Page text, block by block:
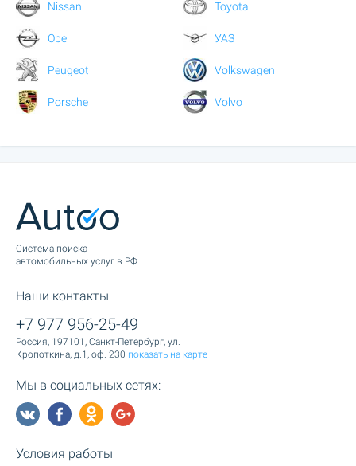
Nissan
Opel
Peugeot
Porsche
Toyota
УАЗ
Volkswagen
Volvo
Cистема поиска
автомобильных услуг в РФ
Наши контакты
+7 977 956-25-49
Россия, 197101, Санкт-Петербург, ул.
Кропоткина, д.1, оф. 230 показать на карте
Мы в социальных сетях:
Условия работы